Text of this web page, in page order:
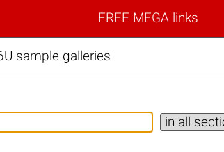
FREE MEGA links
sample galleries